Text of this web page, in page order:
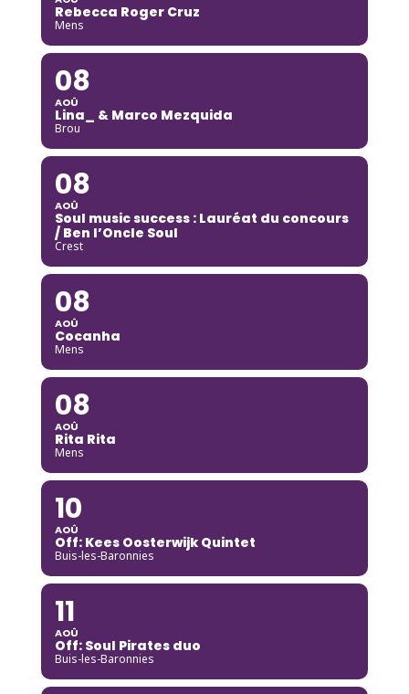
Rebecca Roger Cruz
Mens
08
AOÛ
Lina_ & Marco Mezquida
Brou
08
AOÛ
Soul music success : Lauréat du concours
/ Ben l’Oncle Soul
Crest
08
AOÛ
Cocanha
Mens
08
AOÛ
Rita Rita
Mens
10
AOÛ
Off: Kees Oosterwijk Quintet
Buis-les-Baronnies
11
AOÛ
Off: Soul Pirates duo
Buis-les-Baronnies